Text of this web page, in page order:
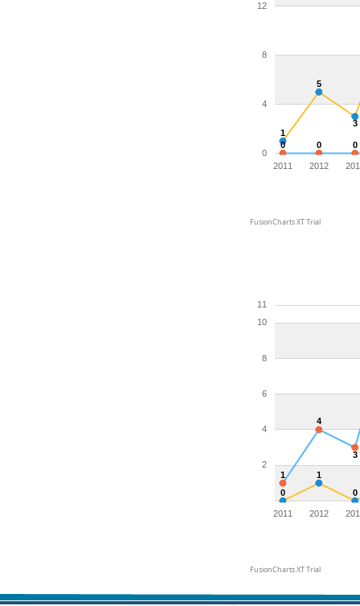
0
4
8
12
2011 2012
1
5
3
0 0 0
FusionCharts XT Trial
2
4
6
8
10
11
2011 2012
0
1
0
1
4
3
FusionCharts XT Trial